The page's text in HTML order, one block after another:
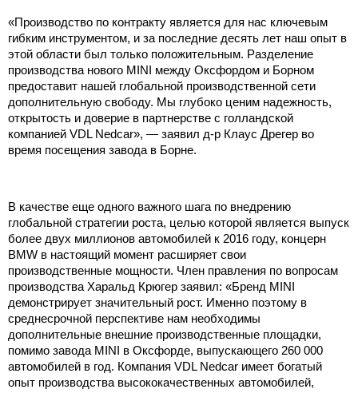
«Производство по контракту является для нас ключевым
гибким инструментом, и за последние десять лет наш опыт в
этой области был только положительным. Разделение
производства нового MINI между Оксфордом и Борном
предоставит нашей глобальной производственной сети
дополнительную свободу. Мы глубоко ценим надежность,
открытость и доверие в партнерстве с голландской
компанией VDL Nedcar», — заявил д-р Клаус Дрегер во
время посещения завода в Борне.
В качестве еще одного важного шага по внедрению
глобальной стратегии роста, целью которой является выпуск
более двух миллионов автомобилей к 2016 году, концерн
BMW в настоящий момент расширяет свои
производственные мощности. Член правления по вопросам
производства Харальд Крюгер заявил: «Бренд MINI
демонстрирует значительный рост. Именно поэтому в
среднесрочной перспективе нам необходимы
дополнительные внешние производственные площадки,
помимо завода MINI в Оксфорде, выпускающего 260 000
автомобилей в год. Компания VDL Nedcar имеет богатый
опыт производства высококачественных автомобилей,